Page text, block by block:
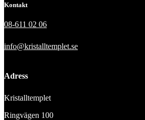
Kontakt
08-611 02 06
info@kristalltemplet.se
Adress
Kristalltemplet
Ringvägen 100